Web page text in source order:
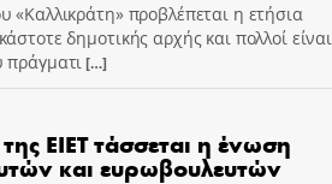
«Καλλικράτη» προβλέπεται η ετήσια
δημοτικής αρχής και πολλοί είναι
πράγματι […]
ΕΙΕΤ τάσσεται η ένωση
και ευρωβουλευτών